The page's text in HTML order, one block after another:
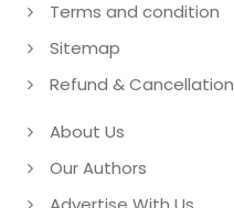
Terms and condition
Sitemap
Refund & Cancellation
About Us
Our Authors